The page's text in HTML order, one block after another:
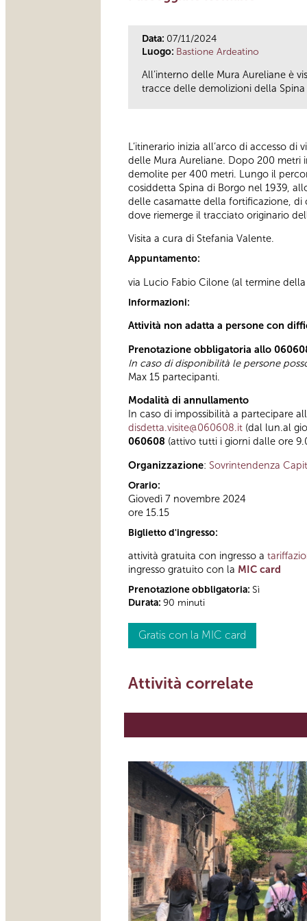
Data: 07/11/2024
Luogo: Bastione Ardeatino
All’interno delle Mura Aureliane è
tracce delle demolizioni della
L’itinerario inizia all’arco di accesso
delle Mura Aureliane. Dopo 200 metri
demolite per 400 metri. Lungo il
cosiddetta Spina di Borgo nel 1939,
delle casamatte della fortificazione, di
dove riemerge il tracciato originario
Visita a cura di Stefania Valente.
Appuntamento:
via Lucio Fabio Cilone (al termine della
Informazioni:
Attività non adatta a persone con
Prenotazione obbligatoria allo
In caso di disponibilità le persone
Max 15 partecipanti.
Modalità di annullamento
In caso di impossibilità a partecipare
disdetta.visite@060608.it (dal lun.al
060608 (attivo tutti i giorni dalle ore
Organizzazione: Sovrintendenza
Orario:
Giovedì 7 novembre 2024
ore 15.15
Biglietto d'ingresso:
attività gratuita con ingresso a
ingresso gratuito con la MIC card
Prenotazione obbligatoria: Sì
Durata: 90 minuti
Gratis con la MIC card
Attività correlate